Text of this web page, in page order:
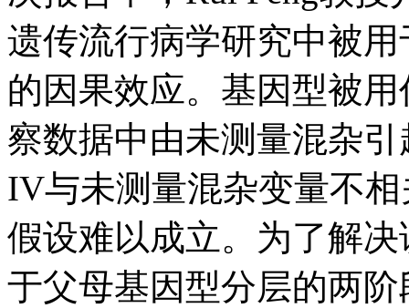
遗传流行病学研究中被
的因果效应。基因型被
察数据中由未测量混杂
IV与未测量混杂变量不
假设难以成立。为了解
于父母基因型分层的两